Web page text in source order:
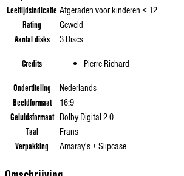
Leeftijdsindicatie Afgeraden voor kinderen < 12
Rating
Geweld
Aantal disks
3 Discs
Credits
Pierre Richard
Ondertiteling
Nederlands
Beeldformaat
16:9
Geluidsformaat Dolby Digital 2.0
Taal
Frans
Verpakking
Amaray's + Slipcase